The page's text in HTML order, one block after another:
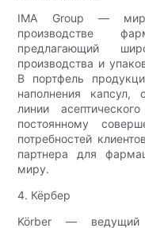
IMA Group —
производстве
предлагающий
производства и
В портфель
наполнения капсул,
линии
постоянному
потребностей
партнера для
миру.
4. Кёрбер
Körber — ведущий